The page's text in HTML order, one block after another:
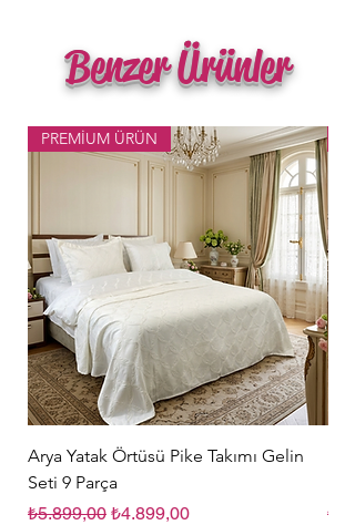
Benzer Ürünler
PREMİUM ÜRÜN
Arya Yatak Örtüsü Pike Takımı Gelin
Seti 9 Parça
Normal Fiyat
₺5.899,00 İndirimli Fiyat
₺4.899,00